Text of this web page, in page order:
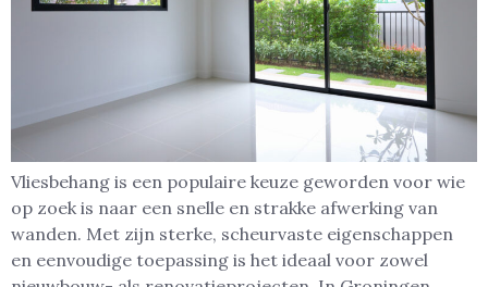
Vliesbehang is een populaire keuze geworden voor wie
op zoek is naar een snelle en strakke afwerking van
wanden. Met zijn sterke, scheurvaste eigenschappen
en eenvoudige toepassing is het ideaal voor zowel